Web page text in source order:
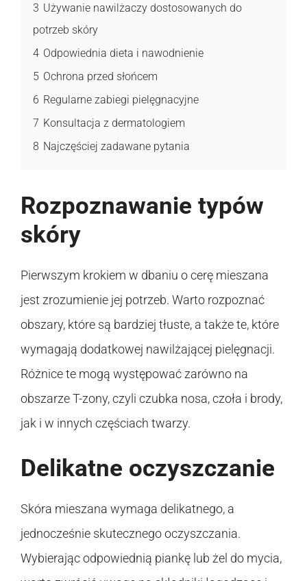
3 Używanie nawilżaczy dostosowanych do
potrzeb skóry
4 Odpowiednia dieta i nawodnienie
5 Ochrona przed słońcem
6 Regularne zabiegi pielęgnacyjne
7 Konsultacja z dermatologiem
8 Najczęściej zadawane pytania
Rozpoznawanie typów
skóry
Pierwszym krokiem w dbaniu o cerę mieszana
jest zrozumienie jej potrzeb. Warto rozpoznać
obszary, które są bardziej tłuste, a także te, które
wymagają dodatkowej nawilżającej pielęgnacji.
Różnice te mogą występować zarówno na
obszarze T-zony, czyli czubka nosa, czoła i brody,
jak i w innych częściach twarzy.
Delikatne oczyszczanie
Skóra mieszana wymaga delikatnego, a
jednocześnie skutecznego oczyszczania.
Wybierając odpowiednią piankę lub żel do mycia,